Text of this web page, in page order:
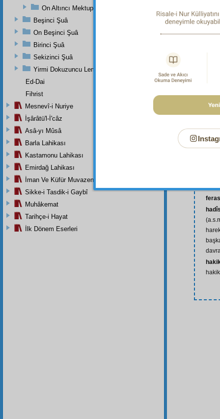
cüz’î
On Altıncı Mektup
Beşinci Şuâ
On Beşinci Şuâ
Birinci Şuâ
Sekizinci Şuâ
Yirmi Dokuzuncu Lem'adan İkinci Bab
Ed-Dai
Fihrist
Mesnevî-i Nuriye
İşârâtü'l-İ'câz
Asâ-yı Mûsâ
Barla Lahikası
Kastamonu Lahikası
Emirdağ Lahikası
İman Ve Küfür Muvazeneleri
Sikke-i Tasdik-i Gaybî
Muhâkemat
Tarihçe-i Hayat
İlk Dönem Eserleri